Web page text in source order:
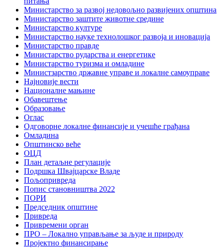
Министарство за развој недовољно развијених општина
Министарство заштите животне средине
Министарство културе
Министарство науке технолошког развоја и иновација
Министарство правде
Министарство рударства и енергетике
Министарство туризма и омладине
Министзарство државне управе и локалне самоуправе
Најновије вести
Националне мањине
Обавештење
Образовање
Оглас
Одговорне локалне финансије и учешће грађана
Омладина
Општинско веће
ОЦД
План детаљне регулације
Подршка Швајцарске Владе
Пољопривреда
Попис становништва 2022
ПОРИ
Председник општине
Привреда
Привремени орган
ПРО – Локално управљање за људе и природу
Пројектно финансирање